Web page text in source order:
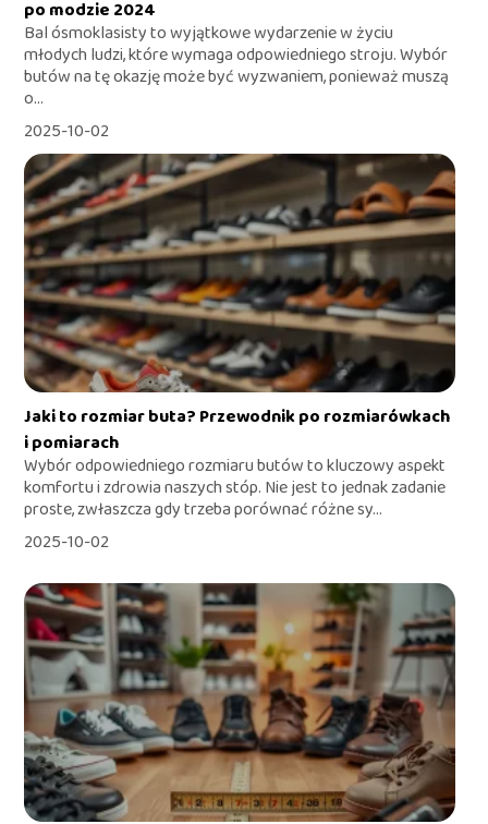
po modzie 2024
Bal ósmoklasisty to wyjątkowe wydarzenie w życiu
młodych ludzi, które wymaga odpowiedniego stroju. Wybór
butów na tę okazję może być wyzwaniem, ponieważ muszą
o...
2025-10-02
Jaki to rozmiar buta? Przewodnik po rozmiarówkach
i pomiarach
Wybór odpowiedniego rozmiaru butów to kluczowy aspekt
komfortu i zdrowia naszych stóp. Nie jest to jednak zadanie
proste, zwłaszcza gdy trzeba porównać różne sy...
2025-10-02